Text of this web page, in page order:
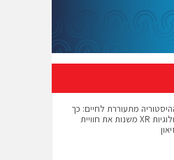
מתעוררת לחיים: כך
טכנולוגיות XR משנות את חוויית